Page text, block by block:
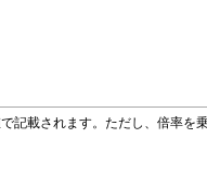
載されます。ただし、倍率を